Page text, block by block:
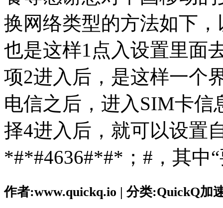
换网络类型的方法如下
也是这样1点入设置里面
项2进入后，是这样一个
电信之后，进入SIM卡信
择4进入后，就可以设置
*#*#4636#*#*；#，其中
作者:www.quickq.io | 分类:QuickQ加